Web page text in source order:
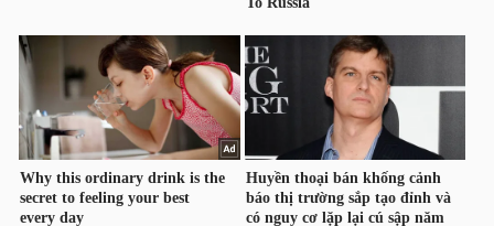
LIỆU
CÔNG